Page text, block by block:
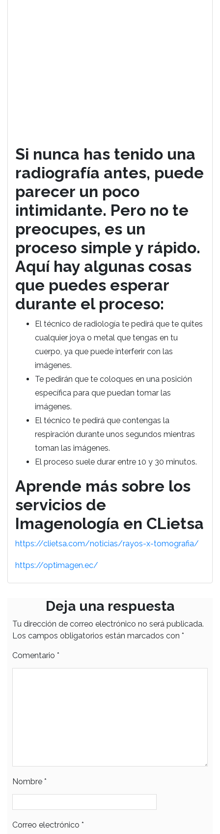
Si nunca has tenido una
radiografía antes, puede
parecer un poco
intimidante. Pero no te
preocupes, es un
proceso simple y rápido.
Aquí hay algunas cosas
que puedes esperar
durante el proceso:
El técnico de radiología te pedirá que te quites
cualquier joya o metal que tengas en tu
cuerpo, ya que puede interferir con las
imágenes.
Te pedirán que te coloques en una posición
específica para que puedan tomar las
imágenes.
El técnico te pedirá que contengas la
respiración durante unos segundos mientras
toman las imágenes.
El proceso suele durar entre 10 y 30 minutos.
Aprende más sobre los
servicios de
Imagenología en CLietsa
https://clietsa.com/noticias/rayos-x-tomografia/
https://optimagen.ec/
Deja una respuesta
Tu dirección de correo electrónico no será publicada.
Los campos obligatorios están marcados con *
Comentario *
Nombre *
Correo electrónico *